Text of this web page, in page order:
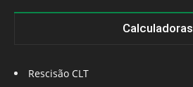
Calculadoras
Rescisão CLT